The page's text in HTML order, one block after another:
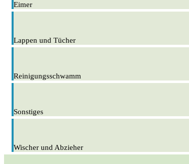
Eimer
Lappen und Tücher
Reinigungsschwamm
Sonstiges
Wischer und Abzieher